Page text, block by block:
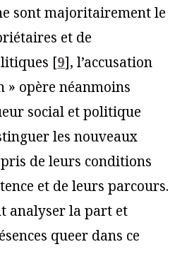
sont majoritairement le
et de
[9], l’accusation
» opère néanmoins
social et politique
les nouveaux
de leurs conditions
et de leurs parcours.
analyser la part et
queer dans ce